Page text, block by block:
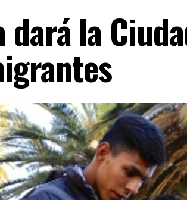
dará la